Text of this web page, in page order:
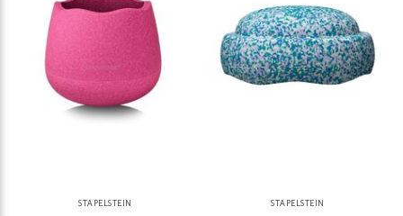
STAPELSTEIN STAPELSTEIN